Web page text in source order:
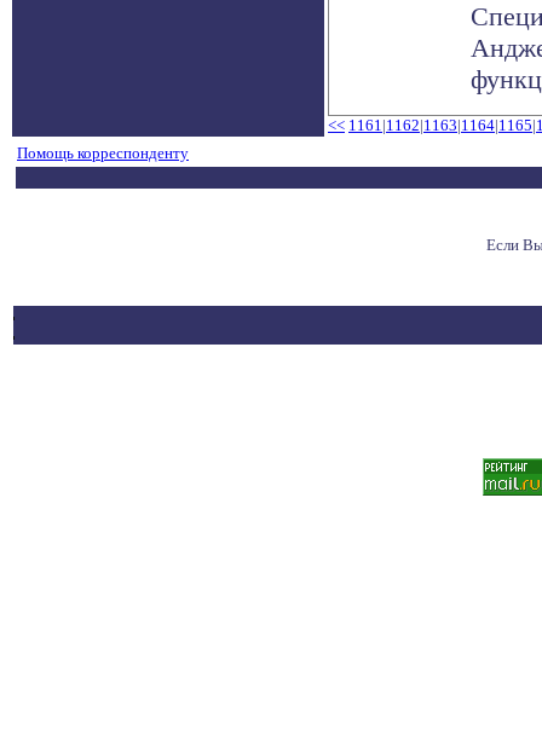
<< 1161|1162|1163|1164|1165|
Помощь корреспонденту
Если